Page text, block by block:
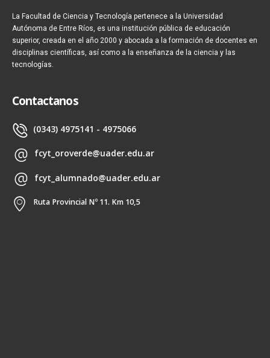
La Facultad de Ciencia y Tecnología pertenece a la Universidad
Autónoma de Entre Ríos, es una institución pública de educación
superior, creada en el año 2000 y abocada a la formación de docentes en
disciplinas científicas, así como a la enseñanza de la ciencia y las
tecnologías.
Contactanos
(0343) 4975141 - 4975066
fcyt_oroverde@uader.edu.ar
fcyt_alumnado@uader.edu.ar
Ruta Provincial Nº 11. Km 10,5